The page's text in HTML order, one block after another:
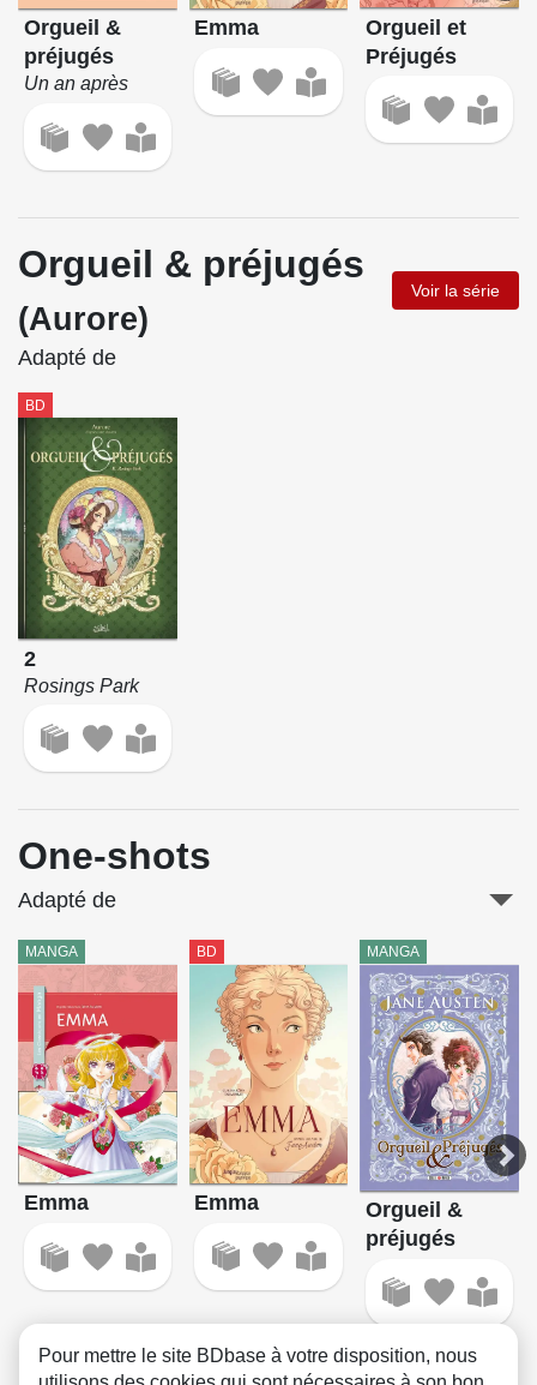
Orgueil &
préjugés
Un an après
Emma
Orgueil et
Préjugés
Orgueil & préjugés
(Aurore)
Voir la série
Adapté de
BD
2
Rosings Park
One-shots
Adapté de
MANGA
Emma
BD
Emma
MANGA
Orgueil &
préjugés
Pour mettre le site BDbase à votre disposition, nous